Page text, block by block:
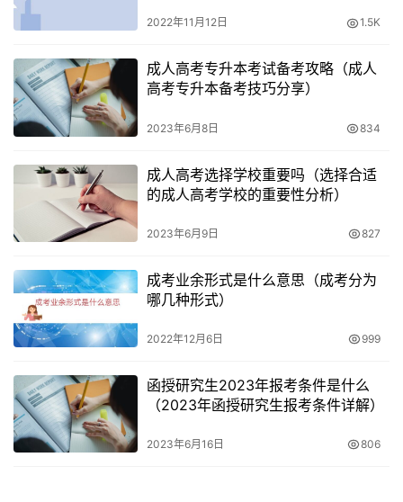
2022年11月12日 1.5K
成人高考专升本考试备考攻略（成人
高考专升本备考技巧分享）
2023年6月8日 834
成人高考选择学校重要吗（选择合适
的成人高考学校的重要性分析）
2023年6月9日 827
成考业余形式是什么意思（成考分为
哪几种形式）
2022年12月6日 999
函授研究生2023年报考条件是什么
（2023年函授研究生报考条件详解）
2023年6月16日 806